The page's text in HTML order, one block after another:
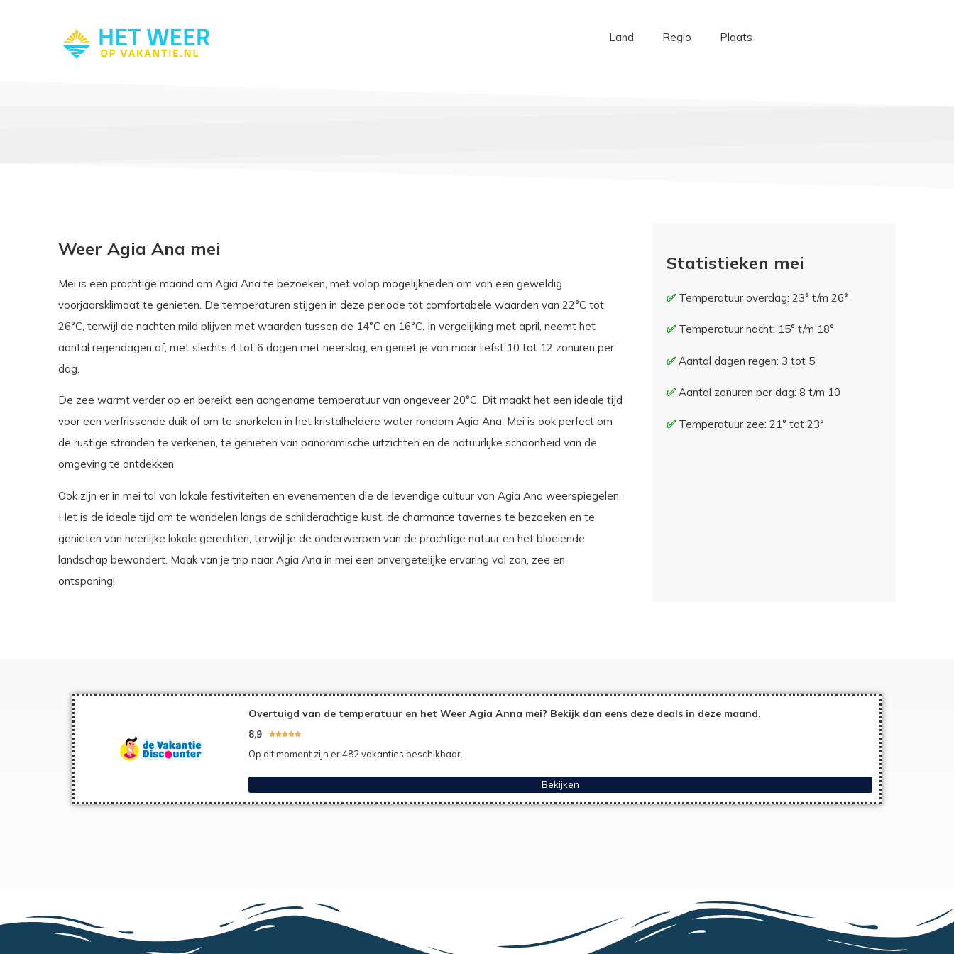
Land Regio Plaats
Weer Agia Ana mei
Mei is een prachtige maand om Agia Ana te bezoeken, met volop mogelijkheden om van een geweldig
voorjaarsklimaat te genieten. De temperaturen stijgen in deze periode tot comfortabele waarden van 22°C tot
26°C, terwijl de nachten mild blijven met waarden tussen de 14°C en 16°C. In vergelijking met april, neemt het
aantal regendagen af, met slechts 4 tot 6 dagen met neerslag, en geniet je van maar liefst 10 tot 12 zonuren per
dag.
De zee warmt verder op en bereikt een aangename temperatuur van ongeveer 20°C. Dit maakt het een ideale tijd
voor een verfrissende duik of om te snorkelen in het kristalheldere water rondom Agia Ana. Mei is ook perfect om
de rustige stranden te verkenen, te genieten van panoramische uitzichten en de natuurlijke schoonheid van de
omgeving te ontdekken.
Ook zijn er in mei tal van lokale festiviteiten en evenementen die de levendige cultuur van Agia Ana weerspiegelen.
Het is de ideale tijd om te wandelen langs de schilderachtige kust, de charmante tavernes te bezoeken en te
genieten van heerlijke lokale gerechten, terwijl je de onderwerpen van de prachtige natuur en het bloeiende
landschap bewondert. Maak van je trip naar Agia Ana in mei een onvergetelijke ervaring vol zon, zee en
ontspaning!
Statistieken mei
Temperatuur overdag: 23° t/m 26°
Temperatuur nacht: 15° t/m 18°
Aantal dagen regen: 3 tot 5
Aantal zonuren per dag: 8 t/m 10
Temperatuur zee: 21° tot 23°
Overtuigd van de temperatuur en het Weer Agia Anna mei? Bekijk dan eens deze deals in deze maand.
8,9 
Op dit moment zijn er 482 vakanties beschikbaar.
Bekijken